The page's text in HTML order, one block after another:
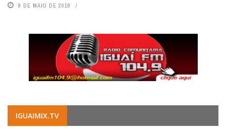
9 DE MAIO DE 2018
IGUAIMIX.TV